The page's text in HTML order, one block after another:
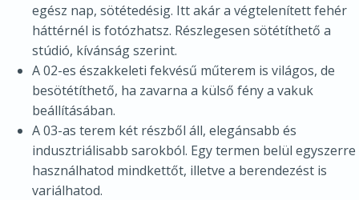
egész nap, sötétedésig. Itt akár a végtelenített fehér
háttérnél is fotózhatsz. Részlegesen sötétíthető a
stúdió, kívánság szerint.
A 02-es északkeleti fekvésű műterem is világos, de
besötétíthető, ha zavarna a külső fény a vakuk
beállításában.
A 03-as terem két részből áll, elegánsabb és
indusztriálisabb sarokból. Egy termen belül egyszerre
használhatod mindkettőt, illetve a berendezést is
variálhatod.